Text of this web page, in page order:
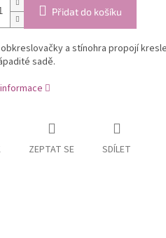
Přidat do košíku
a stínohra propojí
sadě.
ZEPTAT SE SDÍLET